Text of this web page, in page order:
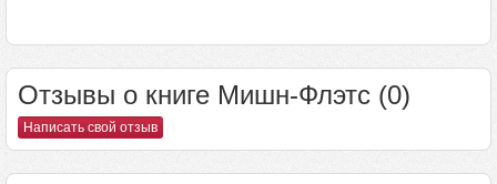
Отзывы о книге Мишн-Флэтс (0)
Написать свой отзыв